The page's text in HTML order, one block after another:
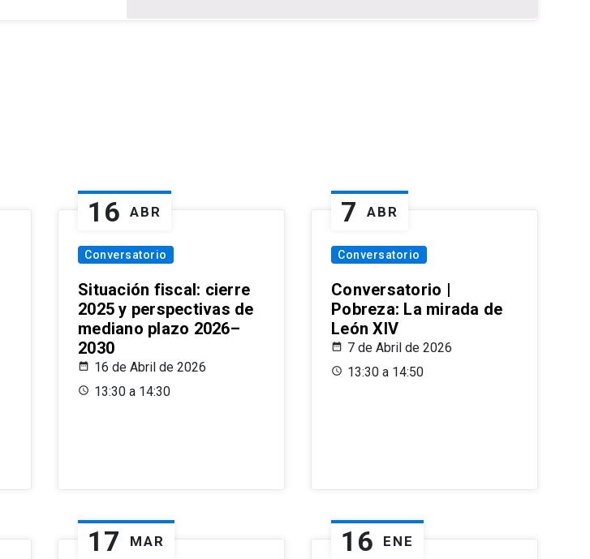
16 ABR
Conversatorio
Situación fiscal: cierre
2025 y perspectivas de
mediano plazo 2026–
2030
16 de Abril de 2026
13:30 a 14:30
7 ABR
Conversatorio
Conversatorio |
Pobreza: La mirada de
León XIV
7 de Abril de 2026
13:30 a 14:50
17 MAR 16 ENE